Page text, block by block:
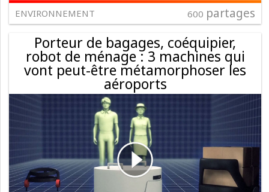
ENVIRONNEMENT 600 partages
Porteur de bagages, coéquipier,
robot de ménage : 3 machines qui
vont peut-être métamorphoser les
aéroports